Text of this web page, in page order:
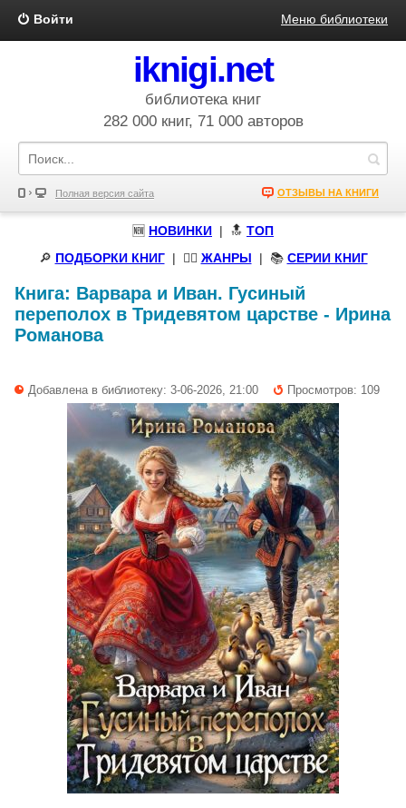
Войти Меню библиотеки
iknigi.net
библиотека книг
282 000 книг, 71 000 авторов
Полная версия сайта ОТЗЫВЫ НА КНИГИ
🆕 НОВИНКИ | 🔝 ТОП
🔎 ПОДБОРКИ КНИГ| 🧝‍♀️ ЖАНРЫ | 📚 СЕРИИ КНИГ
Книга: Варвара и Иван. Гусиный
переполох в Тридевятом царстве - Ирина
Романова
Добавлена в библиотеку: 3-06-2026, 21:00 Просмотров: 109